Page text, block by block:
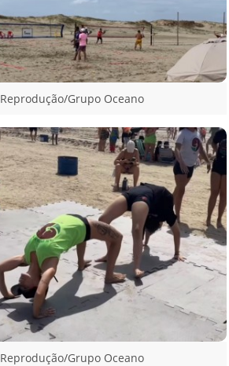
Reprodução/Grupo Oceano
Reprodução/Grupo Oceano